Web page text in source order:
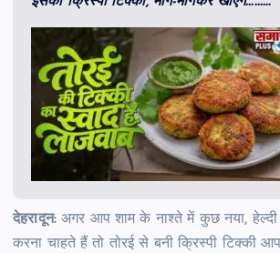
देहरादून:अगर आप शाम के नाश्ते में कुछ नया, हेल्दी
करना चाहते हैं तो तोरई से बनी क्रिस्पी टिक्की